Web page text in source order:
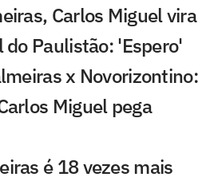
Carlos Miguel vira
Paulistão: 'Espero'
x Novorizontino:
Miguel pega
é 18 vezes mais